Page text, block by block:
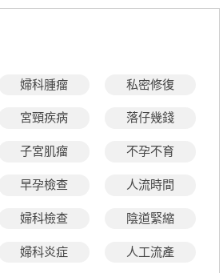
婦科腫瘤 私密修復
宮頸疾病 落仔幾錢
子宮肌瘤 不孕不育
早孕檢查 人流時間
婦科檢查 陰道緊縮
婦科炎症 人工流產